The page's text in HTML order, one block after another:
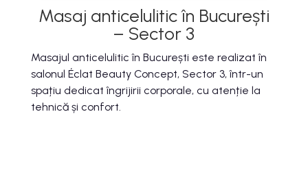
Masaj anticelulitic în București
– Sector 3
Masajul anticelulitic în București este realizat în
salonul Éclat Beauty Concept, Sector 3, într-un
spațiu dedicat îngrijirii corporale, cu atenție la
tehnică și confort.